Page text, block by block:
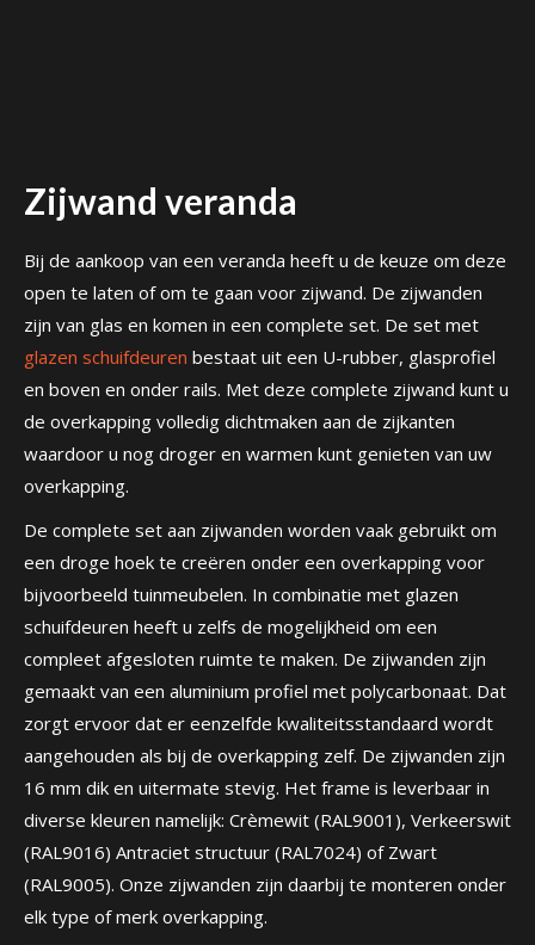
Zijwand veranda
Bij de aankoop van een veranda heeft u de keuze om deze
open te laten of om te gaan voor zijwand. De zijwanden
zijn van glas en komen in een complete set. De set met
glazen schuifdeuren bestaat uit een U-rubber, glasprofiel
en boven en onder rails. Met deze complete zijwand kunt u
de overkapping volledig dichtmaken aan de zijkanten
waardoor u nog droger en warmen kunt genieten van uw
overkapping.
De complete set aan zijwanden worden vaak gebruikt om
een droge hoek te creëren onder een overkapping voor
bijvoorbeeld tuinmeubelen. In combinatie met glazen
schuifdeuren heeft u zelfs de mogelijkheid om een
compleet afgesloten ruimte te maken. De zijwanden zijn
gemaakt van een aluminium profiel met polycarbonaat. Dat
zorgt ervoor dat er eenzelfde kwaliteitsstandaard wordt
aangehouden als bij de overkapping zelf. De zijwanden zijn
16 mm dik en uitermate stevig. Het frame is leverbaar in
diverse kleuren namelijk: Crèmewit (RAL9001), Verkeerswit
(RAL9016) Antraciet structuur (RAL7024) of Zwart
(RAL9005). Onze zijwanden zijn daarbij te monteren onder
elk type of merk overkapping.